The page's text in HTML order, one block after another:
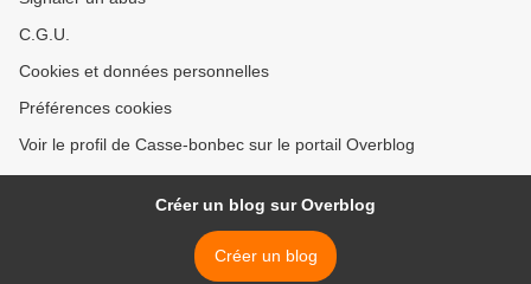
C.G.U.
Cookies et données personnelles
Préférences cookies
Voir le profil de Casse-bonbec sur le portail Overblog
Créer un blog sur Overblog
Créer un blog